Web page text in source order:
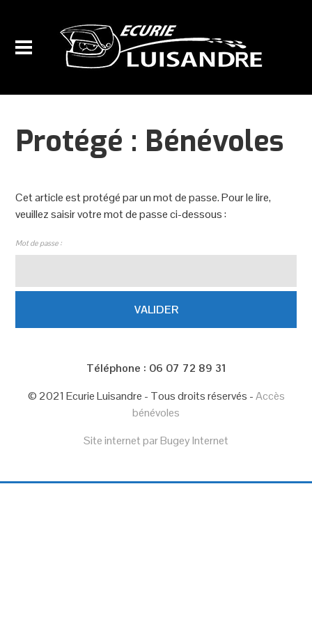
Protégé : Bénévoles
Cet article est protégé par un mot de passe. Pour le lire,
veuillez saisir votre mot de passe ci-dessous :
Mot de passe :
Téléphone : 06 07 72 89 31
© 2021 Ecurie Luisandre - Tous droits réservés -Accès
bénévoles
Site internet par Bugey Internet